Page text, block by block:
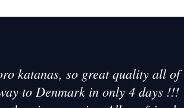
katanas, so great quality all of
to Denmark in only 4 days !!!